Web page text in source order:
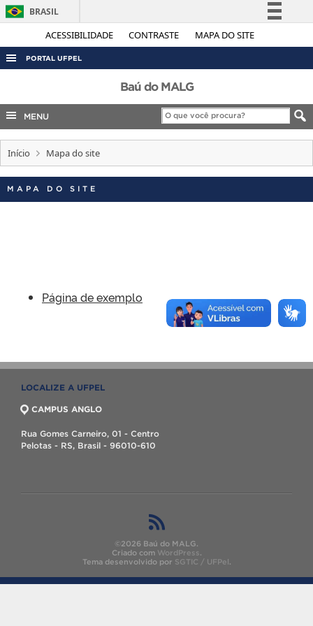
ACESSIBILIDADE CONTRASTE MAPA DO SITE
BRASIL
Simplifique!
Legislação
Canais
PORTAL UFPEL
AUDITORIA
COBALTO
CONCURSOS
EDITAIS
INTERNACIONAL
Baú do MALG
MENU
Início Mapa do site
MAPA DO SITE
Página de exemplo
LOCALIZE A UFPEL
CAMPUS ANGLO
Rua Gomes Carneiro, 01 - Centro
Pelotas - RS, Brasil - 96010-610
©2026 Baú do MALG.
Criado com WordPress.
Tema desenvolvido por SGTIC / UFPel.